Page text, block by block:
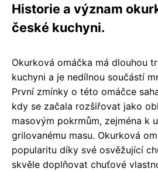
Historie a význam
české kuchyni.
Okurková omáčka má dlouhou
kuchyni a je nedílnou součástí
První zmínky o této omáčce
kdy se začala rozšiřovat jako
masovým pokrmům, zejména k
grilovanému masu. Okurková
popularitu díky své osvěžující
skvěle doplňovat chuťové